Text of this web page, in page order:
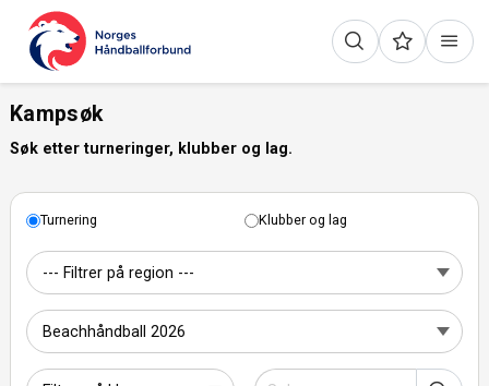
Kampsøk
Søk etter turneringer, klubber og lag.
Turnering Klubber og lag